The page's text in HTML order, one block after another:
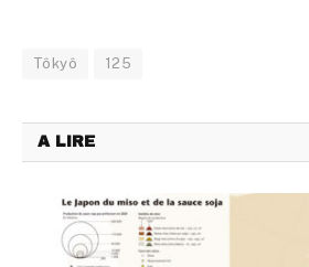
Tôkyô 125
A LIRE